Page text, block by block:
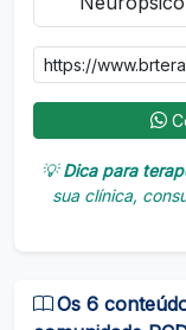
💡Dica para
sua clínica,
Os 6